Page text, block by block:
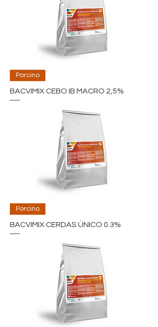
Porcino
BACVIMIX CEBO IB MACRO 2,5%
Porcino
BACVIMIX CERDAS ÚNICO 0.3%